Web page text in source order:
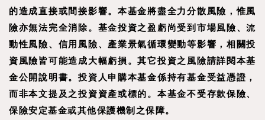
的造成直接或間接影響。本基金將盡全力分散風險，惟風
險亦無法完全消除。基金投資之盈虧尚受到市場風險、流
動性風險、信用風險、產業景氣循環變動等影響，相關投
資風險皆可能造成大幅虧損。其它投資之風險請詳閱本基
金公開說明書。投資人申購本基金係持有基金受益憑證，
而非本文提及之投資資產或標的。本基金不受存款保險、
保險安定基金或其他保護機制之保障。